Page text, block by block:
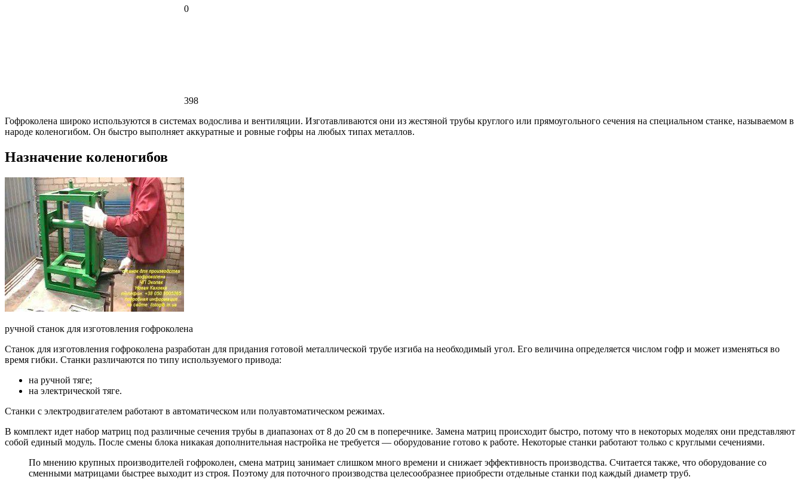
0
398
Гофроколена широко используются в системах водослива и вентиляции. Изготавливаются они из жестяной трубы круглого или прямоугольного сечения на специальном станке, называемом в
народе коленогибом. Он быстро выполняет аккуратные и ровные гофры на любых типах металлов.
Назначение коленогибов
ручной станок для изготовления гофроколена
Станок для изготовления гофроколена разработан для придания готовой металлической трубе изгиба на необходимый угол. Его величина определяется числом гофр и может изменяться во
время гибки. Станки различаются по типу используемого привода:
на ручной тяге;
на электрической тяге.
Станки с электродвигателем работают в автоматическом или полуавтоматическом режимах.
В комплект идет набор матриц под различные сечения трубы в диапазонах от 8 до 20 см в поперечнике. Замена матриц происходит быстро, потому что в некоторых моделях они представляют
собой единый модуль. После смены блока никакая дополнительная настройка не требуется — оборудование готово к работе. Некоторые станки работают только с круглыми сечениями.
По мнению крупных производителей гофроколен, смена матриц занимает слишком много времени и снижает эффективность производства. Считается также, что оборудование со
сменными матрицами быстрее выходит из строя. Поэтому для поточного производства целесообразнее приобрести отдельные станки под каждый диаметр труб.